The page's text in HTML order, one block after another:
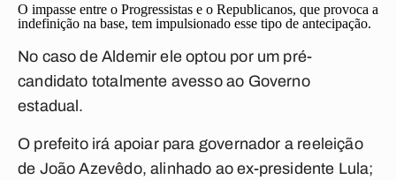
O impasse entre o Progressistas e o Republicanos, que provoca a
indefinição na base, tem impulsionado esse tipo de antecipação.
No caso de Aldemir ele optou por um pré-
candidato totalmente avesso ao Governo
estadual.
O prefeito irá apoiar para governador a reeleição
de João Azevêdo, alinhado ao ex-presidente Lula;